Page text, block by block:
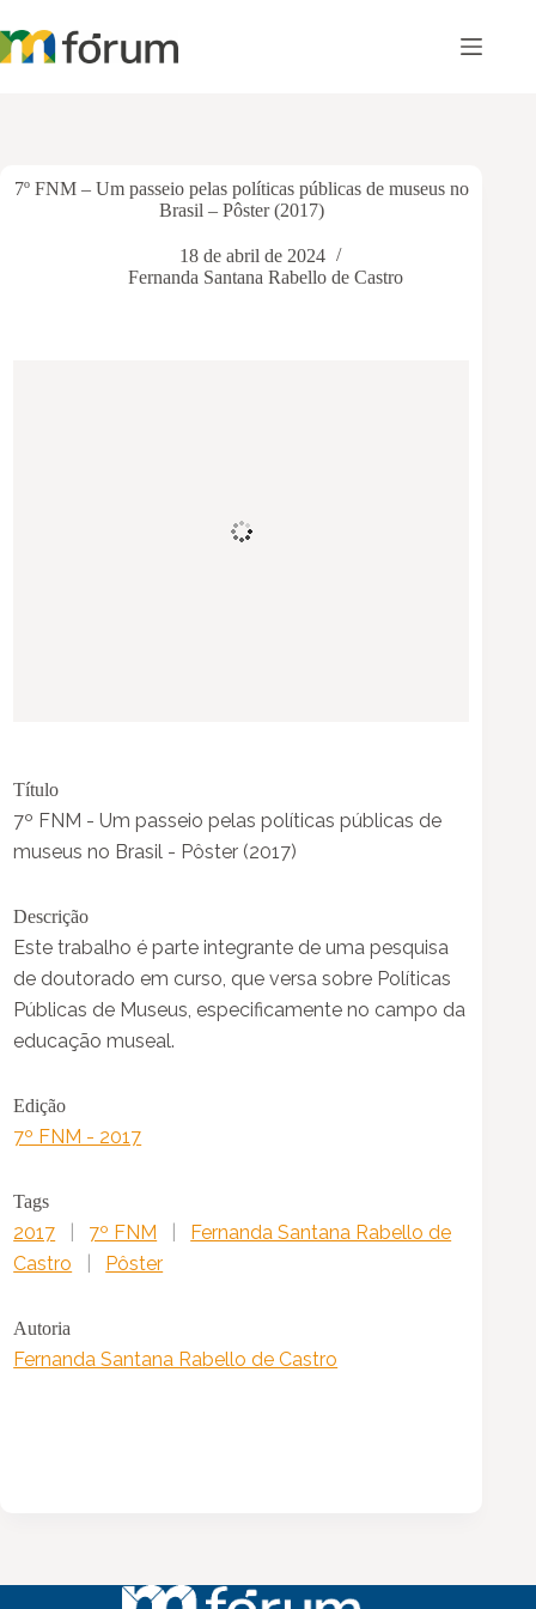
para
o
7º FNM – Um passeio pelas políticas públicas de museus no
Brasil – Pôster (2017)
18 de abril de 2024
Fernanda Santana Rabello de Castro
Título
7º FNM - Um passeio pelas políticas públicas de
museus no Brasil - Pôster (2017)
Descrição
Este trabalho é parte integrante de uma pesquisa
de doutorado em curso, que versa sobre Políticas
Públicas de Museus, especificamente no campo da
educação museal.
Edição
7º FNM - 2017
Tags
2017 7º FNM
Fernanda Santana Rabello de
Castro
Pôster
Autoria
Fernanda Santana Rabello de Castro